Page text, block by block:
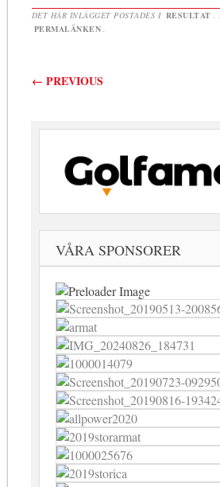
DET HÄR INLÄGGET POSTADES I RESULTAT
PERMALÄNKEN
← PREVIOUS
VÅRA SPONSORER